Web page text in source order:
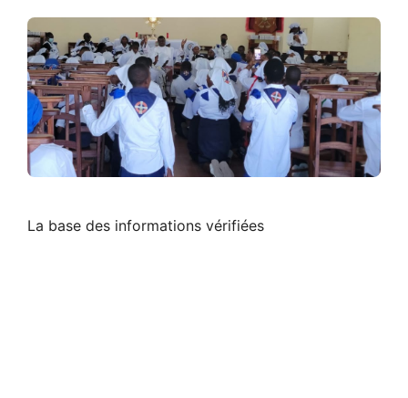
La base des informations vérifiées